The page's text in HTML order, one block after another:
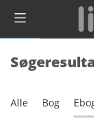
Alle Bog